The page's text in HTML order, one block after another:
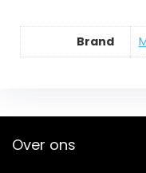
Brand
Over ons